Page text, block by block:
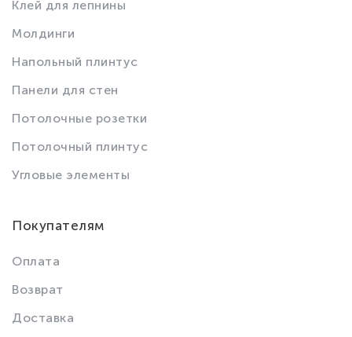
Клей для лепнины
Молдинги
Напольный плинтус
Панели для стен
Потолочные розетки
Потолочный плинтус
Угловые элементы
Покупателям
Оплата
Возврат
Доставка